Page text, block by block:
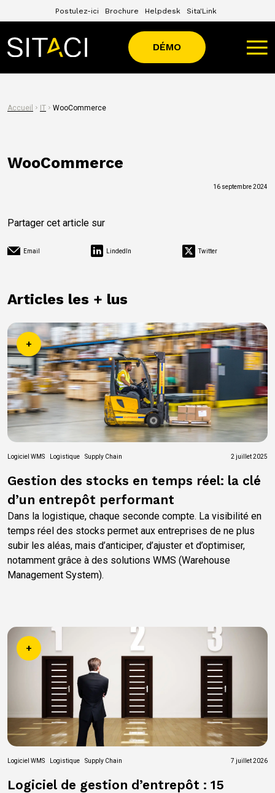
Postulez-ici Brochure Helpdesk Sita'Link
DÉMO
Accueil IT WooCommerce
WooCommerce
16 septembre 2024
Partager cet article sur
Email LindedIn Twitter
Articles les + lus
+
Logiciel WMS Logistique Supply Chain 2 juillet 2025
Gestion des stocks en temps réel: la clé
d’un entrepôt performant
Dans la logistique, chaque seconde compte. La visibilité en
temps réel des stocks permet aux entreprises de ne plus
subir les aléas, mais d’anticiper, d’ajuster et d’optimiser,
notamment grâce à des solutions WMS (Warehouse
Management System).
+
Logiciel WMS Logistique Supply Chain 7 juillet 2026
Logiciel de gestion d’entrepôt : 15